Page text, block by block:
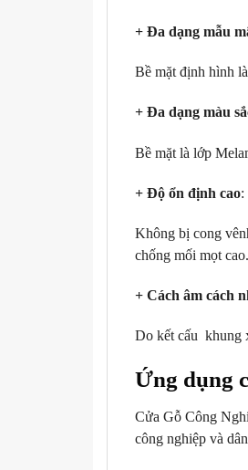
+ Đa dạng mẫu
Bề mặt định hình
+ Đa dạng màu
Bề mặt là lớp
+ Độ ổn định cao:
Không bị cong
chống mối mọt cao.
+ Cách âm cách
Do kết cấu khung
Ứng dụng
Cửa Gỗ Công
công nghiệp và